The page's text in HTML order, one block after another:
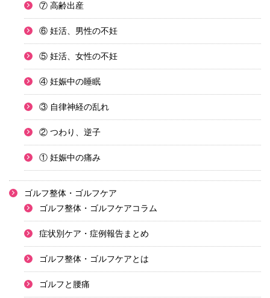
⑦ 高齢出産
⑥ 妊活、男性の不妊
⑤ 妊活、女性の不妊
④ 妊娠中の睡眠
③ 自律神経の乱れ
② つわり、逆子
① 妊娠中の痛み
ゴルフ整体・ゴルフケア
ゴルフ整体・ゴルフケアコラム
症状別ケア・症例報告まとめ
ゴルフ整体・ゴルフケアとは
ゴルフと腰痛